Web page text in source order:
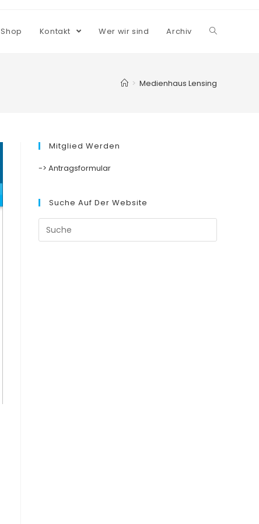
Shop Kontakt Wer wir sind Archiv
> Medienhaus Lensing
Mitglied Werden
-> Antragsformular
Suche Auf Der Website
Suche
nach: